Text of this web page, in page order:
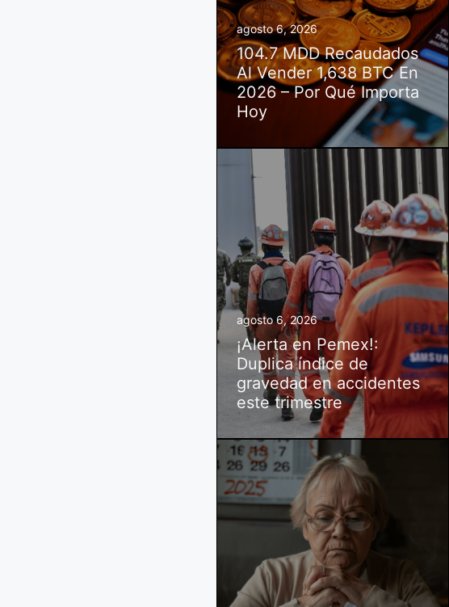
agosto 6, 2026
104.7 MDD Recaudados
Al Vender 1,638 BTC En
2026 – Por Qué Importa
Hoy
agosto 6, 2026
¡Alerta en Pemex!:
Duplica índice de
gravedad en accidentes
este trimestre